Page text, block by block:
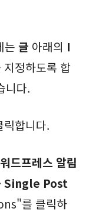
는 글 아래의 I
정하도록 합
니다.
릭합니다.
워드프레스 알림
Single Post
를 클릭하